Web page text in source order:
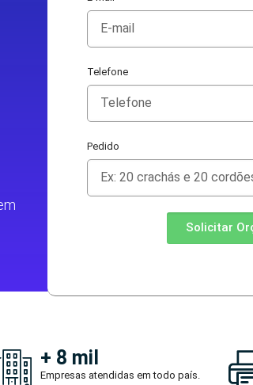
Telefone
Pedido
Solicitar
+ 8 mil
Empresas atendidas em todo país.